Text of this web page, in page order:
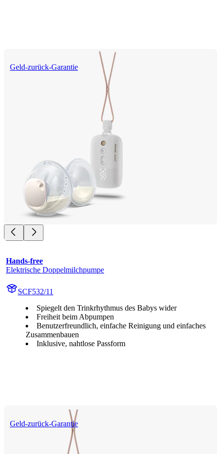
Geld-zurück-Garantie
Hands-free
Elektrische Doppelmilchpumpe
SCF532/11
Spiegelt den Trinkrhythmus des Babys wider
Freiheit beim Abpumpen
Benutzerfreundlich, einfache Reinigung und einfaches
Zusammenbauen
Inklusive, nahtlose Passform
Geld-zurück-Garantie